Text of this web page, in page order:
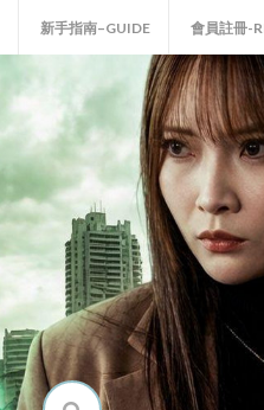
新手指南–GUIDE 會員註冊-